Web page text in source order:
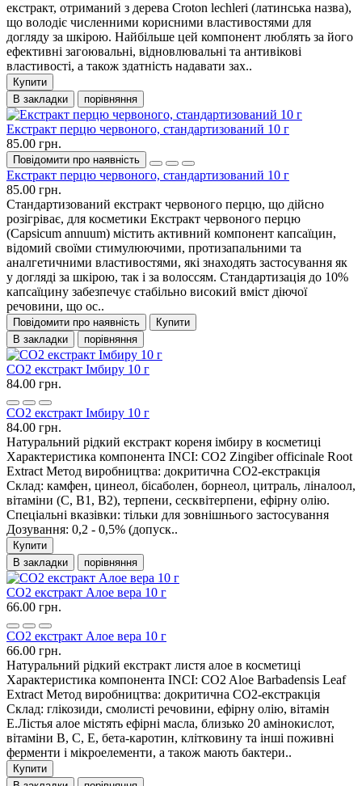
екстракт, отриманий з дерева Croton lechleri (латинська назва),
що володіє численними корисними властивостями для
догляду за шкірою. Найбільше цей компонент люблять за його
ефективні загоювальні, відновлювальні та антивікові
властивості, а також здатність надавати зах..
Купити
В закладки
порівняння
Екстракт перцю червоного, стандартизований 10 г
85.00 грн.
Повідомити про наявність
Екстракт перцю червоного, стандартизований 10 г
85.00 грн.
Стандартизований екстракт червоного перцю, що дійсно
розігріває, для косметики Екстракт червоного перцю
(Capsicum annuum) містить активний компонент капсаїцин,
відомий своїми стимулюючими, протизапальними та
аналгетичними властивостями, які знаходять застосування як
у догляді за шкірою, так і за волоссям. Стандартизація до 10%
капсаїцину забезпечує стабільно високий вміст діючої
речовини, що ос..
Повідомити про наявність
Купити
В закладки
порівняння
СО2 екстракт Імбиру 10 г
84.00 грн.
СО2 екстракт Імбиру 10 г
84.00 грн.
Натуральний рідкий екстракт кореня імбиру в косметиці
Характеристика компонента INCI: CO2 Zingiber officinale Root
Еxtract Метод виробництва: докритична СО2-екстракція
Склад: камфен, цинеол, бісаболен, борнеол, цитраль, ліналоол,
вітаміни (C, B1, B2), терпени, сесквітерпени, ефірну олію.
Спеціальні вказівки: тільки для зовнішнього застосування
Дозування: 0,2 - 0,5% (допуск..
Купити
В закладки
порівняння
СО2 екстракт Алое вера 10 г
66.00 грн.
СО2 екстракт Алое вера 10 г
66.00 грн.
Натуральний рідкий екстракт листя алое в косметиці
Характеристика компонента INCI: CO2 Aloe Barbadensis Leaf
Extract Метод виробництва: докритична СО2-екстракція
Склад: глікозиди, смолисті речовини, ефірну олію, вітамін
Е.Лістья алое містять ефірні масла, близько 20 амінокислот,
вітаміни В, С, Е, бета-каротин, клітковину та інші поживні
ферменти і мікроелементи, а також мають бактери..
Купити